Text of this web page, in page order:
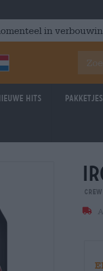
in
hits Pakketjes